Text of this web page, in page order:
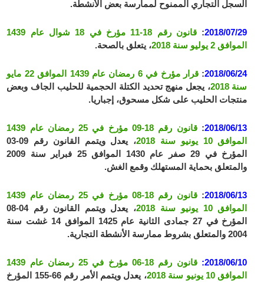
السجل التجاري الممنوح لممارسة بعض الأنشطة.
2018/07/29
:
قانون رقم 18-11 مؤرخ في 18 شوال عام 1439
الموافق 2 يوليو سنة 2018
، يتعلق بالصحة.
2018/06/24
:
قرار مؤرخ في 6 رمضان عام 1439 الموافق 22 مايو
سنة 2018
، يجعل منهج تحديد الكتلة الحجمية للحليب الجاف وبعض
منتجات الحليب على شكل مسحوق، إجباريا.
2018/06/13
:
قانون رقم 18-09 مؤرخ في 25 رمضان عام 1439
الموافق 10 يونيو سنة 2018
، يعدل ويتمم القانون رقم 09-03
المؤرخ في 29 صفر عام 1430 الموافق 25 فبراير سنة 2009
والمتعلق بحماية المستهلك وقمع الغش.
2018/06/13
:
قانون رقم 18-08 مؤرخ في 25 رمضان عام 1439
الموافق 10 يونيو سنة 2018
، يعدل ويتمم القانون رقم 04-08
المؤرخ في 27 جمادى الثانية عام 1425 الموافق 14 غشت سنة
2004 والمتعلق بشروط ممارسة الأنشطة التجارية.
2018/06/10:
قانون رقم 18-06 مؤرخ في 25 رمضان عام 1439
الموافق 10 يونيو سنة 2018
، يعدل ويتمم الأمر رقم 66-155 المؤرخ